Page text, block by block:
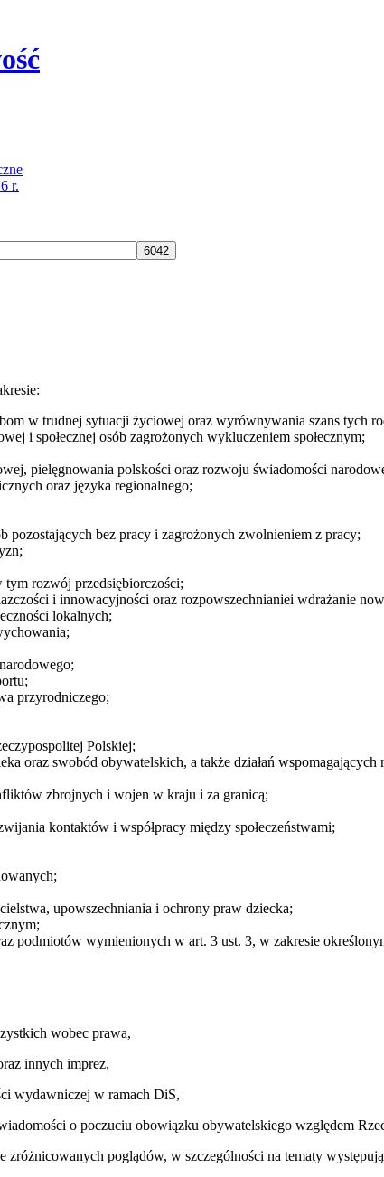
r.
w trudnej sytuacji życiowej oraz wyrównywania szans tych
i społecznej osób zagrożonych wykluczeniem społecznym;
pielęgnowania polskości oraz rozwoju świadomości
oraz języka regionalnego;
bez pracy i zagrożonych zwolnieniem z pracy;
tym rozwój przedsiębiorczości;
i innowacyjności oraz rozpowszechnianiei wdrażanie
lokalnych;
przyrodniczego;
Polskiej;
oraz swobód obywatelskich, a także działań
zbrojnych i wojen w kraju i za granicą;
kontaktów i współpracy między społeczeństwami;
upowszechniania i ochrony praw dziecka;
podmiotów wymienionych w art. 3 ust. 3, w zakresie
wobec prawa,
innych imprez,
wydawniczej w ramach DiS,
o poczuciu obowiązku obywatelskiego względem
poglądów, w szczególności na tematy